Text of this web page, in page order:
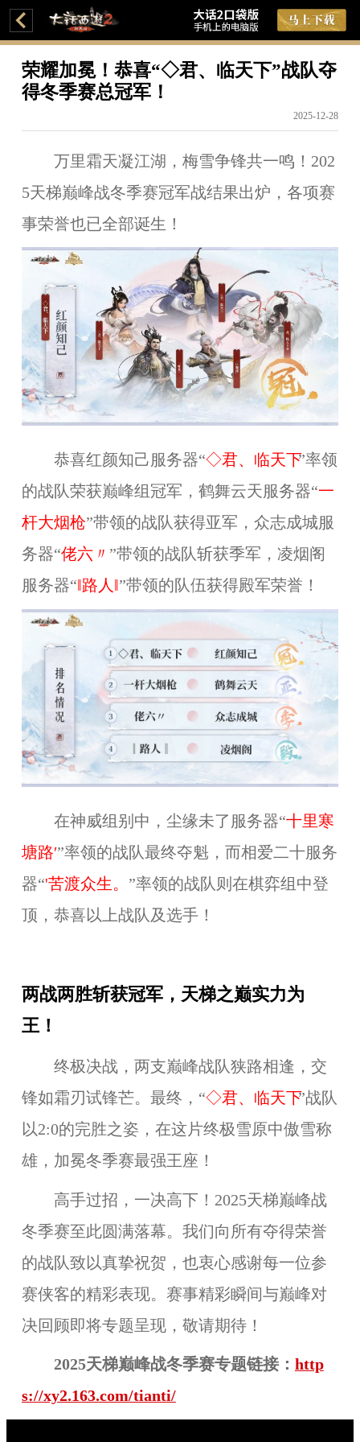
荣耀加冕！恭喜“◇君、临天下”战队夺
得冬季赛总冠军！
2025-12-28
万里霜天凝江湖，梅雪争锋共一鸣！202
5天梯巅峰战冬季赛冠军战结果出炉，各项赛
事荣誉也已全部诞生！
恭喜红颜知己服务器“◇君、临天下”率领
的战队荣获巅峰组冠军，鹤舞云天服务器“一
杆大烟枪”带领的战队获得亚军，众志成城服
务器“佬六〃 ”带领的战队斩获季军，凌烟阁
服务器“ ‖路人‖ ”带领的队伍获得殿军荣誉！
在神威组别中，尘缘未了服务器“十里寒
塘路′”率领的战队最终夺魁，而相爱二十服务
器“'苦渡众生。 ”率领的战队则在棋弈组中登
顶，恭喜以上战队及选手！
两战两胜斩获冠军，天梯之巅实力为
王！
终极决战，两支巅峰战队狭路相逢，交
锋如霜刃试锋芒。最终，“◇君、临天下”战队
以2:0的完胜之姿，在这片终极雪原中傲雪称
雄，加冕冬季赛最强王座！
高手过招，一决高下！2025天梯巅峰战
冬季赛至此圆满落幕。我们向所有夺得荣誉
的战队致以真挚祝贺，也衷心感谢每一位参
赛侠客的精彩表现。赛事精彩瞬间与巅峰对
决回顾即将专题呈现，敬请期待！
2025天梯巅峰战冬季赛专题链接： http
s://xy2.163.com/tianti/